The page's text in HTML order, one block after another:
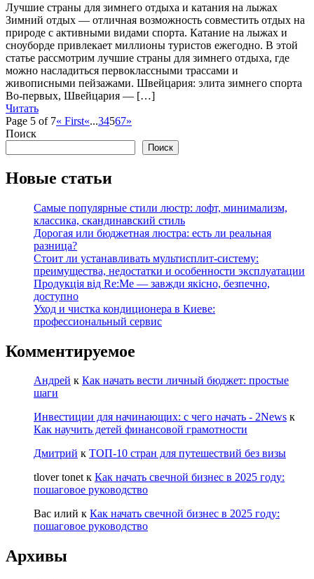
Лучшие страны для зимнего отдыха и катания на лыжах
Зимний отдых — отличная возможность совместить отдых на
природе с активными видами спорта. Катание на лыжах и
сноуборде привлекает миллионы туристов ежегодно. В этой
статье рассмотрим лучшие страны для зимнего отдыха, где
можно насладиться первоклассными трассами и
живописными пейзажами. Швейцария: элита зимнего спорта
Во-первых, Швейцария — […]
Читать
Page 5 of 7« First«...34567»
Поиск
Поиск
Новые статьи
Самые популярные стили люстр: лофт, минимализм,
классика, скандинавский стиль
Дорогая или бюджетная люстра: есть ли реальная
разница?
Стоит ли устанавливать мультисплит-систему:
преимущества, недостатки и особенности эксплуатации
Продукція від Re:Me — завжди якісно, безпечно,
доступно
Уход и чистка кондиционера в Киеве:
профессиональный сервис
Комментируемое
Андрей к Как начать вести личный бюджет: простые
шаги
Инвестиции для начинающих: с чего начать - 2News к
Как научить детей финансовой грамотности
Дмитрий к ТОП-10 стран для путешествий без визы
tlover tonetк Как начать свечной бизнес в 2025 году:
пошаговое руководство
Вас илий к Как начать свечной бизнес в 2025 году:
пошаговое руководство
Архивы